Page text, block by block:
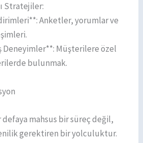
Stratejiler:
Anketler, yorumlar ve
Müşterilere özel
bulunmak.
mahsus bir süreç değil,
gerektiren bir yolculuktur.